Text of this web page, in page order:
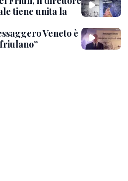
tiene unita la
Veneto è